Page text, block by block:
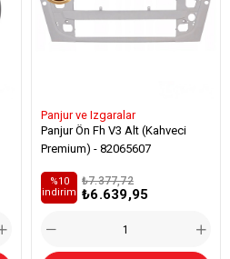
Panjur ve Izgaralar
Panjur Ön Fh V3 Alt (Kahveci
Premium) - 82065607
₺6.639,95
₺7.377,72
%10
i̇ndirim